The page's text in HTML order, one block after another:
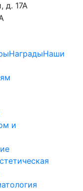
д. 17А
НаградыНаши
и